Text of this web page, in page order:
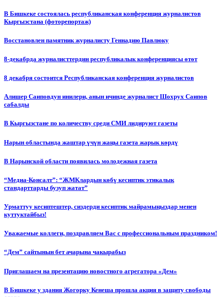
В Бишкеке состоялась республиканская конференция журналистов
Кыргызстана (фоторепортаж)
Восстановлен памятник журналисту Геннадию Павлюку
8-декабрда журналисттердин республикалык конференциясы өтөт
8 декабря состоится Республиканская конференция журналистов
Алишер Саиповдун инилери, анын ичинде журналист Шохрух Саипов
сабалды
В Кыргызстане по количеству среди СМИ лидируют газеты
Нарын областында жаштар үчүн жаңы газета жарык көрдү
В Нарынской области появилась молодежная газета
“Медиа-Консалт”: “ЖМКлардын көбү кесиптик этикалык
стандарттарды бузуп жатат”
Урматтуу кесиптештер, сиздерди кесиптик майрамыңыздар менен
куттуктайбыз!
Уважаемые коллеги, поздравляем Вас с профессиональным праздником!
“Дем” сайтынын бет ачарына чакырабыз
Приглашаем на презентацию новостного агрегатора «Дем»
В Бишкеке у здания Жогорку Кенеша прошла акция в защиту свободы